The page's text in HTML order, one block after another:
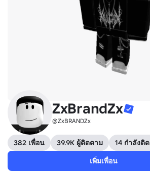
ZxBrandZx
@ZxBRANDZx
382 เพื่อน 39.9K ผู้ติดตาม
14 กำลังติ
เพิ่มเพื่อน